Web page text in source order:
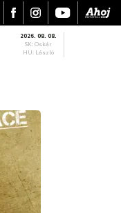
2026. 08. 08.
SK: Oskár
HU: László